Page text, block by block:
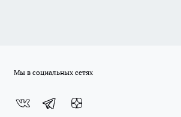
Мы в социальных сетях